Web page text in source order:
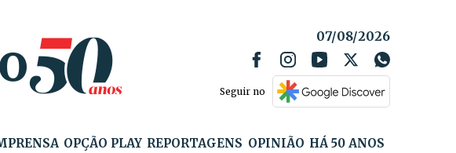
07/08/2026
Seguir no
OPÇÃO PLAY REPORTAGENS OPINIÃO HÁ 50 ANOS